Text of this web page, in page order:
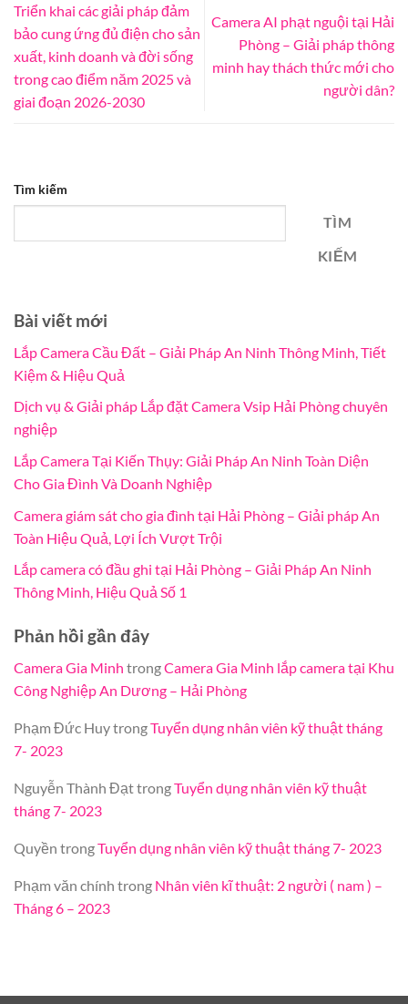
Triển khai các giải pháp đảm
bảo cung ứng đủ điện cho sản
xuất, kinh doanh và đời sống
trong cao điểm năm 2025 và
giai đoạn 2026-2030
Camera AI phạt nguội tại Hải
Phòng – Giải pháp thông
minh hay thách thức mới cho
người dân?
Tìm kiếm
TÌM
KIẾM
Bài viết mới
Lắp Camera Cầu Đất – Giải Pháp An Ninh Thông Minh, Tiết
Kiệm & Hiệu Quả
Dịch vụ & Giải pháp Lắp đặt Camera Vsip Hải Phòng chuyên
nghiệp
Lắp Camera Tại Kiến Thụy: Giải Pháp An Ninh Toàn Diện
Cho Gia Đình Và Doanh Nghiệp
Camera giám sát cho gia đình tại Hải Phòng – Giải pháp An
Toàn Hiệu Quả, Lợi Ích Vượt Trội
Lắp camera có đầu ghi tại Hải Phòng – Giải Pháp An Ninh
Thông Minh, Hiệu Quả Số 1
Phản hồi gần đây
Camera Gia Minh trongCamera Gia Minh lắp camera tại Khu
Công Nghiệp An Dương – Hải Phòng
Phạm Đức HuytrongTuyển dụng nhân viên kỹ thuật tháng
7- 2023
Nguyễn Thành ĐạttrongTuyển dụng nhân viên kỹ thuật
tháng 7- 2023
Quyền trongTuyển dụng nhân viên kỹ thuật tháng 7- 2023
Phạm văn chính trong Nhân viên kĩ thuật: 2 người ( nam ) –
Tháng 6 – 2023